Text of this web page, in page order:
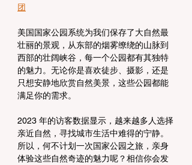
团
美国国家公园系统为我们保存了大自然最
壮丽的景观，从东部的烟雾缭绕的山脉到
西部的壮阔峡谷，每一个公园都有其独特
的魅力。无论你是喜欢徒步、摄影，还是
只想安静地欣赏自然美景，这些公园都能
满足你的需求。
2023 年的访客数据显示，越来越多人选择
亲近自然，寻找城市生活中难得的宁静。
所以，何不计划一次国家公园之旅，亲身
体验这些自然奇迹的魅力呢？相信你会发